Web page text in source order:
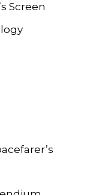
Screen